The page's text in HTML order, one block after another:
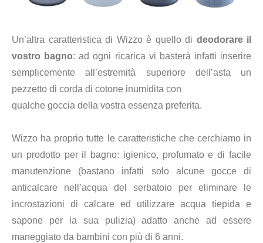
Un’altra caratteristica di Wizzo è quello di deodorare il
vostro bagno: ad ogni ricarica vi basterà infatti inserire
semplicemente all’estremità superiore dell’asta un
pezzetto di corda di cotone inumidita con
qualche goccia della vostra essenza preferita.
Wizzo ha proprio tutte le caratteristiche che cerchiamo in
un prodotto per il bagno: igienico, profumato e di facile
manutenzione (bastano infatti solo alcune gocce di
anticalcare nell’acqua del serbatoio per eliminare le
incrostazioni di calcare ed utilizzare acqua tiepida e
sapone per la sua pulizia) adatto anche ad essere
maneggiato da bambini con più di 6 anni.